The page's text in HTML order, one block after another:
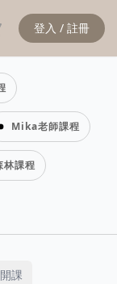
登入 / 註冊
Mika老師課程
林課程
課